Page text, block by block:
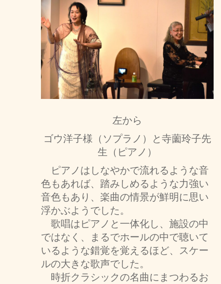
左から
ゴウ洋子様（ソプラノ）と寺薗玲子先
生（ピアノ）
ピアノはしなやかで流れるような音
色もあれば、踏みしめるような力強い
音色もあり、楽曲の情景が鮮明に思い
浮かぶようでした。
歌唱はピアノと一体化し、施設の中
ではなく、まるでホールの中で聴いて
いるような錯覚を覚えるほど、スケー
ルの大きな歌声でした。
時折クラシックの名曲にまつわるお